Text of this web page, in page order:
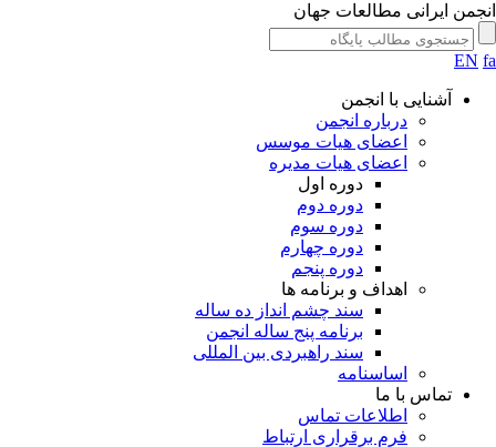
ایرانی مطالعات جهان
EN
آشنایی با انجمن
درباره انجمن
اعضای هیات موسس
اعضای هیات مدیره
دوره اول
دوره دوم
دوره سوم
دوره چهارم
دوره پنجم
اهداف و برنامه ها
سند چشم انداز ده ساله
برنامه پنج ساله انجمن
سند راهبردی بین المللی
اساسنامه
تماس با ما
اطلاعات تماس
فرم برقراری ارتباط